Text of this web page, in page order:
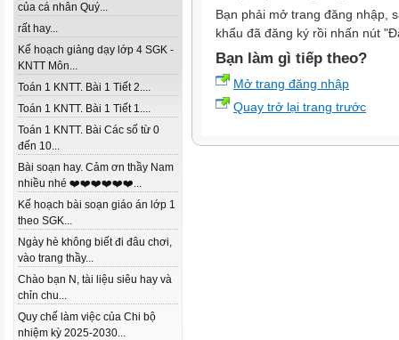
của cá nhân Quý...
rất hay...
Kế hoạch giảng dạy lớp 4 SGK -
KNTT Môn...
Toán 1 KNTT. Bài 1 Tiết 2....
Toán 1 KNTT. Bài 1 Tiết 1....
Toán 1 KNTT. Bài Các số từ 0
đến 10...
Bài soạn hay. Cảm ơn thầy Nam
nhiều nhé ❤️❤️❤️❤️❤️❤️...
Kế hoạch bài soạn giáo án lớp 1
theo SGK...
Ngày hè không biết đi đâu chơi,
vào trang thầy...
Chào bạn N, tài liệu siêu hay và
chỉn chu...
Quy chế làm việc của Chi bộ
nhiệm kỳ 2025-2030...
Bạn phải mở trang đăng nhập,
khẩu đã đăng ký rồi nhấn nút
Bạn làm gì tiếp theo?
Mở trang đăng nhập
Quay trở lại trang trước